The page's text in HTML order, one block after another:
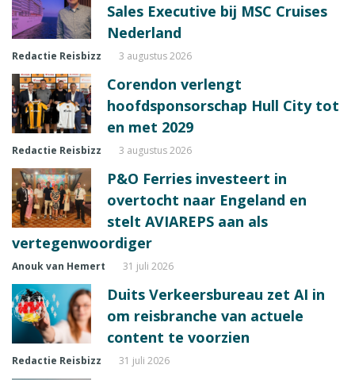
Sales Executive bij MSC Cruises
Nederland
Redactie Reisbizz 3 augustus 2026
Corendon verlengt
hoofdsponsorschap Hull City tot
en met 2029
Redactie Reisbizz 3 augustus 2026
P&O Ferries investeert in
overtocht naar Engeland en
stelt AVIAREPS aan als
vertegenwoordiger
Anouk van Hemert 31 juli 2026
Duits Verkeersbureau zet AI in
om reisbranche van actuele
content te voorzien
Redactie Reisbizz 31 juli 2026